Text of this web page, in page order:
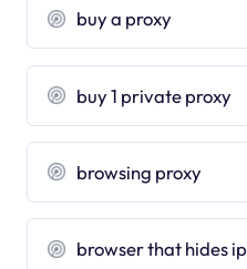
buy a proxy
buy 1 private proxy
browsing proxy
browser that hides ip